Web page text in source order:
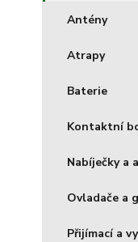
Antény
Atrapy
Baterie
Kontaktní
Nabíječky a
Ovladače a
Přijímací a